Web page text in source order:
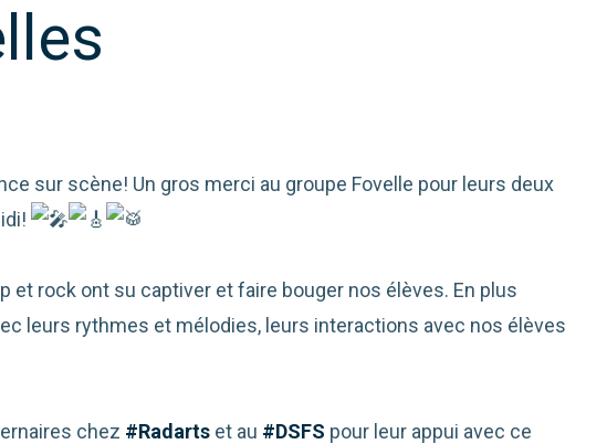
sur scène! Un gros merci au groupe Fovelle pour leurs deux
et rock ont su captiver et faire bouger nos élèves. En plus
leurs rythmes et mélodies, leurs interactions avec nos élèves
chez #Radarts et au #DSFS pour leur appui avec ce